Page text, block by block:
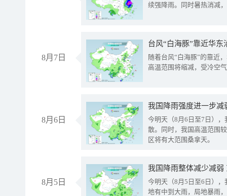
续强降雨。同时暑热消减
8月7日
台风“白海豚”靠近华
随着台风“白海豚”的靠近
高温范围将缩减，受冷空
8月6日
今明天（8月6日至7日）
散。同时，我国高温范围
区将有大范围桑拿天。
8月5日
我国降雨整体减少减弱
今明天（8月5日至6日）
地有中到大雨，局地暴雨